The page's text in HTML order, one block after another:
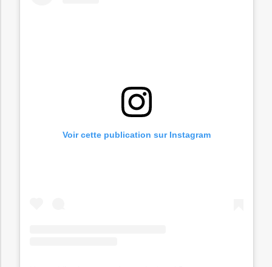
Voir cette publication sur Instagram